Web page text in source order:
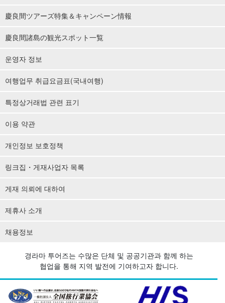
慶良間ツアーズ特集＆キャンペーン情報
慶良間諸島の観光スポット一覧
운영자 정보
여행업무 취급요금표(국내여행)
특정상거래법 관련 표기
이용 약관
개인정보 보호정책
링크집・게재사업자 목록
게재 의뢰에 대하여
제휴사 소개
채용정보
경라마 투어즈는 수많은 단체 및 공공기관과 함께 하는
협업을 통해 지역 발전에 기여하고자 합니다.